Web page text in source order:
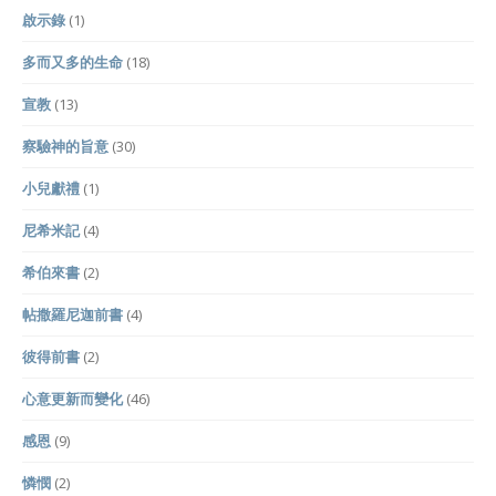
啟示錄 (1)
多而又多的生命 (18)
宣教 (13)
察驗神的旨意 (30)
小兒獻禮 (1)
尼希米記(4)
希伯來書 (2)
帖撒羅尼迦前書 (4)
彼得前書 (2)
心意更新而變化(46)
感恩 (9)
憐憫 (2)